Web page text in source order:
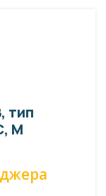
тип
М